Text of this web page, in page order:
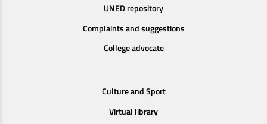
UNED repository
Complaints and suggestions
College advocate
Culture and Sport
Virtual library